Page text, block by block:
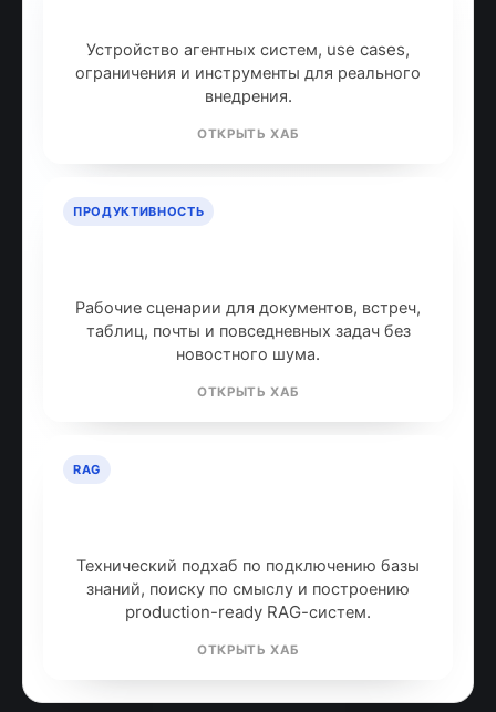
Устройство агентных систем, use cases,
ограничения и инструменты для реального
внедрения.
ОТКРЫТЬ ХАБ
ПРОДУКТИВНОСТЬ
Рабочие сценарии для документов, встреч,
таблиц, почты и повседневных задач без
новостного шума.
ОТКРЫТЬ ХАБ
RAG
Технический подхаб по подключению базы
знаний, поиску по смыслу и построению
production-ready RAG-систем.
ОТКРЫТЬ ХАБ